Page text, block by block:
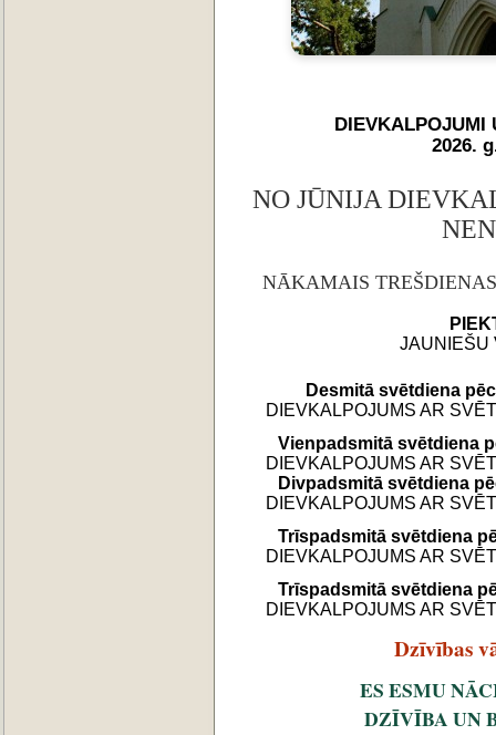
DIEVKALPOJUMI
2026.
NO JŪNIJA
NĀKAMAIS
JAUNIEŠU
Desmitā svētdiena
DIEVKALPOJUMS AR
Vienpadsmitā svētdiena
DIEVKALPOJUMS AR
Divpadsmitā svētdiena
DIEVKALPOJUMS AR
Trīspadsmitā svētdiena
DIEVKALPOJUMS AR
Trīspadsmitā svētdiena
DIEVKALPOJUMS AR
Dzīvības
ES ESMU
DZĪVĪBA UN